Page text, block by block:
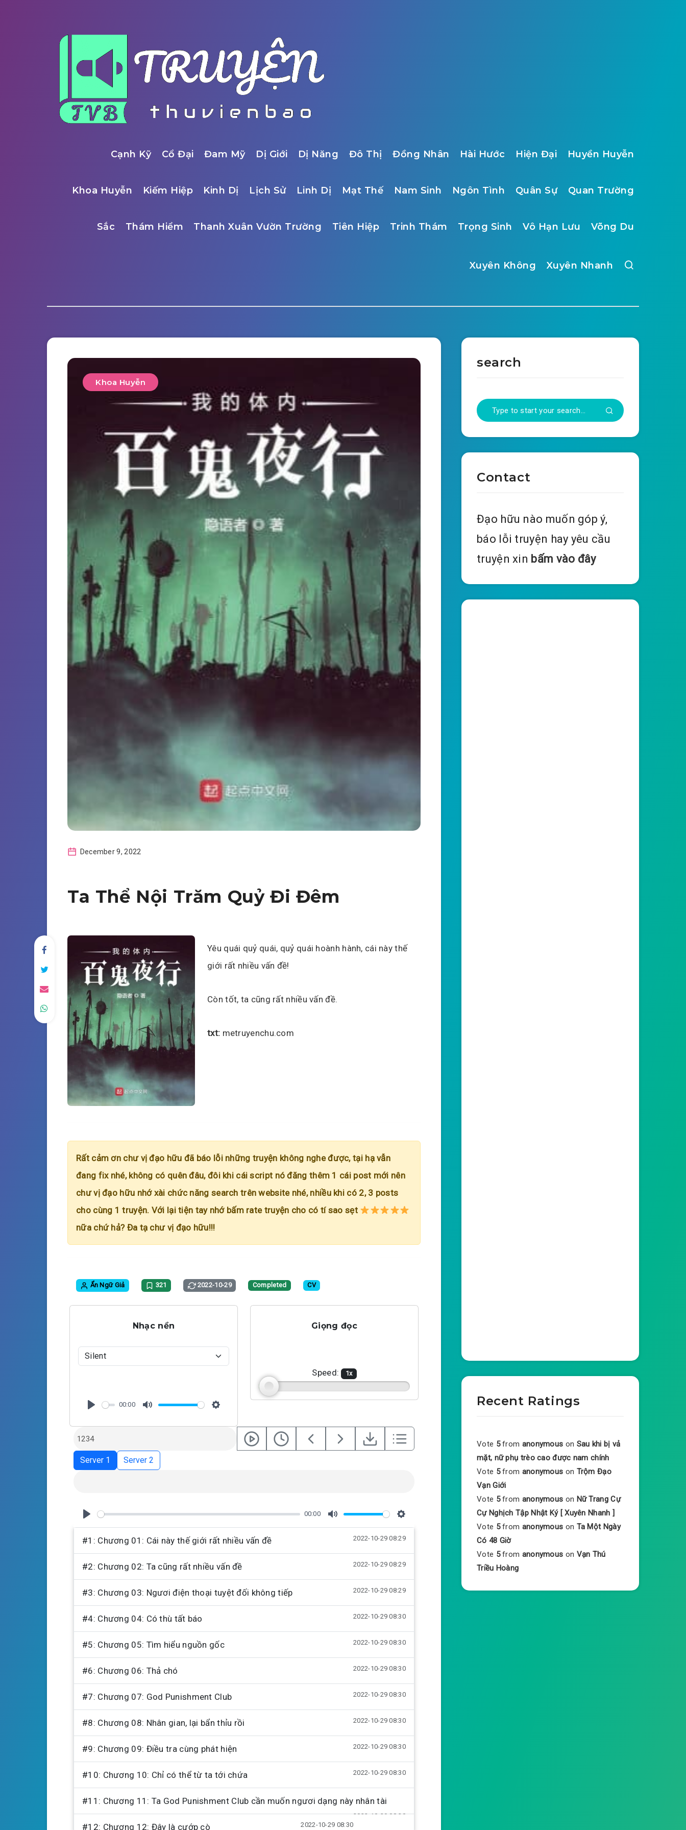
Cạnh Kỹ Cổ Đại Đam Mỹ Dị Giới Dị Năng Đô Thị Đồng Nhân Hài Hước Hiện Đại Huyền Huyễn
Khoa Huyễn Kiếm Hiệp Kinh Dị Lịch Sử Linh Dị Mạt Thế Nam Sinh Ngôn Tình Quân Sự Quan Trường
Sắc Thám Hiểm Thanh Xuân Vườn Trường Tiên Hiệp Trinh Thám Trọng Sinh Vô Hạn Lưu Võng Du
Xuyên Không Xuyên Nhanh
Khoa Huyễn
December 9, 2022
Ta Thể Nội Trăm Quỷ Đi Đêm
Yêu quái quỷ quái, quỷ quái hoành hành, cái này thế
giới rất nhiều vấn đề!
Còn tốt, ta cũng rất nhiều vấn đề.
txt: metruyenchu.com
Rất cảm ơn chư vị đạo hữu đã báo lỗi những truyện không nghe được, tại hạ vẫn
đang fix nhé, không có quên đâu, đôi khi cái script nó đăng thêm 1 cái post mới nên
chư vị đạo hữu nhớ xài chức năng search trên website nhé, nhiều khi có 2, 3 posts
cho cùng 1 truyện. Với lại tiện tay nhớ bấm rate truyện cho có tí sao sẹt
nữa chứ hả? Đa tạ chư vị đạo hữu!!!
Ẩn Ngữ Giả 321 2022-10-29 Completed CV
Nhạc nền
y
00:00
e
s
Giọng đọc
Speed: 1x
Server 1 Server 2
P
l
a
y
00:00
M
t
S
e
t
t
i
g
#1: Chương 01: Cái này thế giới rất nhiều vấn đề 2022-10-29 08:29
#2: Chương 02: Ta cũng rất nhiều vấn đề 2022-10-29 08:29
#3: Chương 03: Ngươi điện thoại tuyệt đối không tiếp 2022-10-29 08:29
#4: Chương 04: Có thù tất báo 2022-10-29 08:30
#5: Chương 05: Tìm hiểu nguồn gốc 2022-10-29 08:30
#6: Chương 06: Thả chó 2022-10-29 08:30
#7: Chương 07: God Punishment Club 2022-10-29 08:30
#8: Chương 08: Nhân gian, lại bẩn thỉu rồi 2022-10-29 08:30
#9: Chương 09: Điều tra cùng phát hiện 2022-10-29 08:30
#10: Chương 10: Chỉ có thể từ ta tới chứa 2022-10-29 08:30
#11: Chương 11: Ta God Punishment Club cần muốn ngươi dạng này nhân tài
2022-10-29 08:30
#12: Chương 12: Đây là cướp cò 2022-10-29 08:30
search
Contact
Đạo hữu nào muốn góp ý,
báo lỗi truyện hay yêu cầu
truyện xin bấm vào đây
Recent Ratings
Vote 5 from anonymous on Sau khi bị vả
mặt, nữ phụ trèo cao được nam chính
Vote 5 from anonymous on Trộm Đạo
Vạn Giới
Vote 5 from anonymous on Nữ Trang Cự
Cự Nghịch Tập Nhật Ký [ Xuyên Nhanh ]
Vote 5 from anonymous on Ta Một Ngày
Có 48 Giờ
Vote 5 from anonymous on Vạn Thú
Triều Hoàng